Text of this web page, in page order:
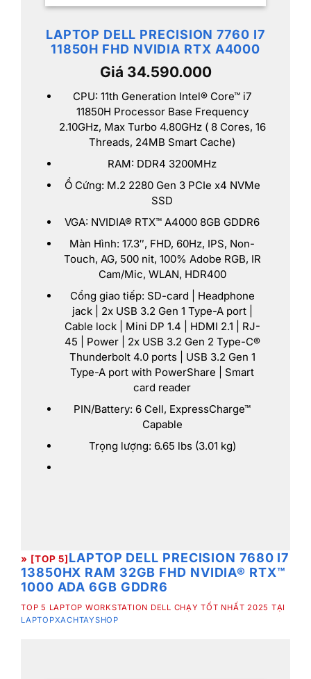
LAPTOP DELL PRECISION 7760 I7
11850H FHD NVIDIA RTX A4000
Giá 34.590.000
CPU: 11th Generation Intel® Core™ i7
11850H Processor Base Frequency
2.10GHz, Max Turbo 4.80GHz ( 8 Cores, 16
Threads, 24MB Smart Cache)
RAM: DDR4 3200MHz
Ổ Cứng: M.2 2280 Gen 3 PCIe x4 NVMe
SSD
VGA: NVIDIA® RTX™ A4000 8GB GDDR6
Màn Hình: 17.3″, FHD, 60Hz, IPS, Non-
Touch, AG, 500 nit, 100% Adobe RGB, IR
Cam/Mic, WLAN, HDR400
Cổng giao tiếp: SD-card | Headphone
jack | 2x USB 3.2 Gen 1 Type-A port |
Cable lock | Mini DP 1.4 | HDMI 2.1 | RJ-
45 | Power | 2x USB 3.2 Gen 2 Type-C®
Thunderbolt 4.0 ports | USB 3.2 Gen 1
Type-A port with PowerShare | Smart
card reader
PIN/Battery: 6 Cell, ExpressCharge™
Capable
Trọng lượng: 6.65 lbs (3.01 kg)
» [TOP 5]LAPTOP DELL PRECISION 7680 I7
13850HX RAM 32GB FHD NVIDIA® RTX™
1000 ADA 6GB GDDR6
TOP 5 LAPTOP WORKSTATION DELL CHẠY TỐT NHẤT 2025 TẠI
LAPTOPXACHTAYSHOP